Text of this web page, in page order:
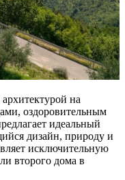
на
оздоровительным
идеальный
дизайн, природу и
исключительную
второго дома в